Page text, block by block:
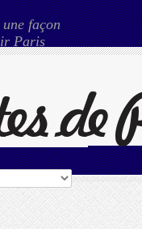
façon
Paris